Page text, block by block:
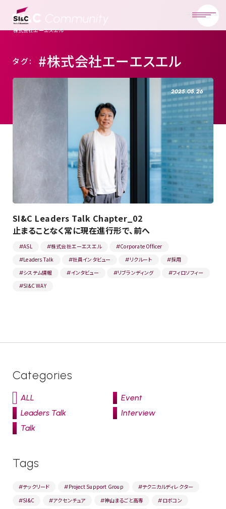
株式会社エーエスエル
タグ: #株式会社エーエスエル
2025.05.26
SI&C Leaders Talk Chapter_02
止まることなく常に現在進行形で、前へ
#ASL #株式会社エーエスエル #Corporate Officer
#Leaders Talk #社員インタビュー #リクルート #採用
#システム情報 #インタビュー #リブランディング #フィロソフィー
#SI&C WAY
Categories
ALL
Event
Leaders Talk
Interview
Talk
Tags
#テックリード #Project Support Group #テクニカルディレクター
#SI&C #アクセンチュア #神山まるごと高専 #ロボコン